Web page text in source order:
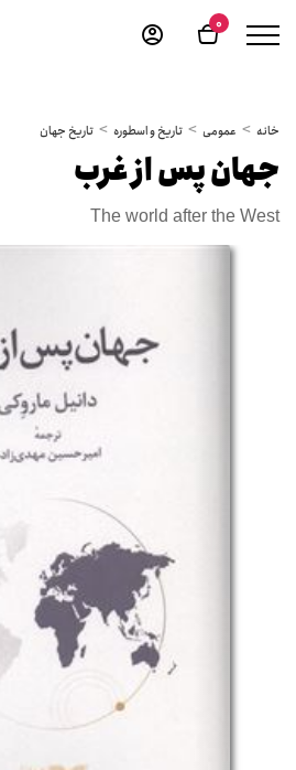
0
خانه عمومی تاریخ و اسطوره تاریخ جهان
جهان پس از غرب
The world after the West